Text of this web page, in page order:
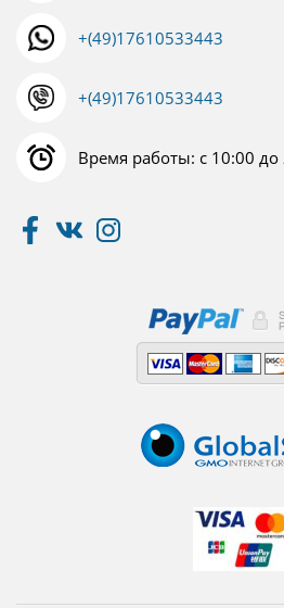
+(49)17610533443
+(49)17610533443
Время работы: с 10:00 до